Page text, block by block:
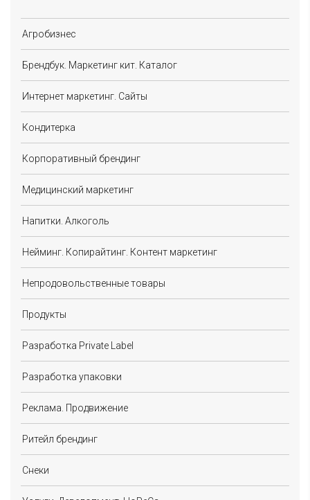
Агробизнес
Брендбук. Маркетинг кит. Каталог
Интернет маркетинг. Сайты
Кондитерка
Корпоративный брендинг
Медицинский маркетинг
Напитки. Алкоголь
Нейминг. Копирайтинг. Контент маркетинг
Непродовольственные товары
Продукты
Разработка Private Label
Разработка упаковки
Реклама. Продвижение
Ритейл брендинг
Снеки